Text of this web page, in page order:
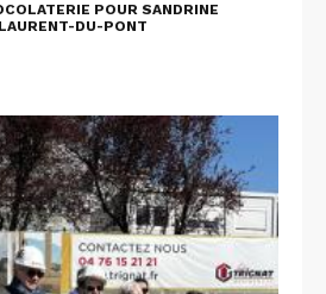
POUR SANDRINE
DU-PONT